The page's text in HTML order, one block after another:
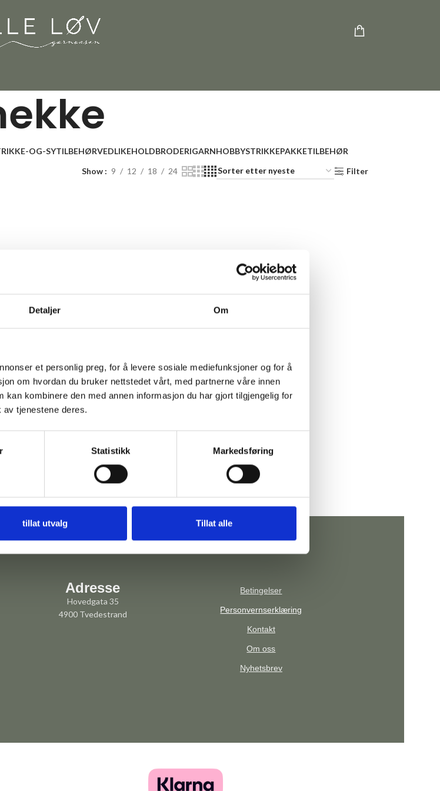
Detaljer Om
et personlig preg, for å levere sosiale mediefunksjoner og for å
om hvordan du bruker nettstedet vårt, med partnerne våre innen
kombinere den med annen informasjon du har gjort tilgjengelig for
tjenestene deres.
Statistikk Markedsføring
tillat utvalg Tillat alle
OG-SYTILBEHØRVEDLIKEHOLDBRODERIGARNHOBBYSTRIKKEPAKKETILBEHØR
Show 9 12 18 24 Filter
Adresse
Hovedgata 35
4900 Tvedestrand
Betingelser
Personvernserklæring
Kontakt
Om oss
Nyhetsbrev